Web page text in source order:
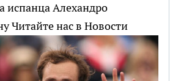
испанца Алехандро
Читайте нас в Новости